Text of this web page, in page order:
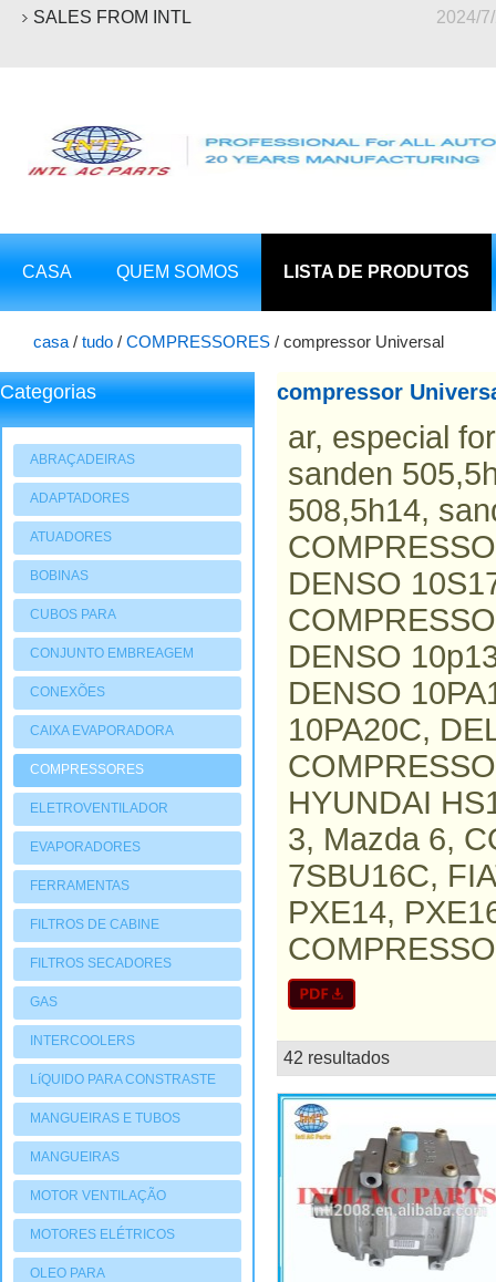
SALES FROM INTL 2024/
CASA QUEM SOMOS LISTA DE PRODUTOS
casa / tudo / COMPRESSORES / compressor Universal
Categorias
ABRAÇADEIRAS
ADAPTADORES
ATUADORES
PNEUMATIOCOS
BOBINAS
CUBOS PARA
COMPRESSORES
CONJUNTO EMBREAGEM
CONEXÕES
CAIXA EVAPORADORA
COMPRESSORES
ELETROVENTILADOR
EVAPORADORES
FERRAMENTAS
FILTROS DE CABINE
FILTROS SECADORES
GAS
INTERCOOLERS
LíQUIDO PARA CONSTRASTE
MANGUEIRAS E TUBOS
MANGUEIRAS
MOTOR VENTILAÇÃO
MOTORES ELÉTRICOS
OLEO PARA
compressor
ar, especial
sanden
508,5h14,
DENSO
DENSO
DENSO
10PA20C,
HYUNDAI
3, Mazda 6,
7SBU16C,
PXE14,
42 resultados